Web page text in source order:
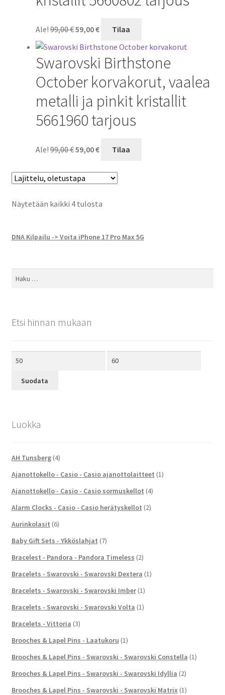
Ale!99,00€
hinta
oli:
99,00 €.
59,00€
on:
59,00 €.
Tilaa
Swarovski Birthstone
October korvakorut, vaalea
metalli ja pinkit kristallit
5661960 tarjous
Ale!99,00€
hinta
99,00 €.
59,00€
59,00 €.
Tilaa
Näytetään kaikki 4 tulosta
DNA Kilpailu -> Voita iPhone 17 Pro Max 5G
Etsi hinnan mukaan
Suodata
Luokka
AH Tunsberg (4)
Ajanottokello - Casio - Casio ajanottolaitteet (1)
Ajanottokello - Casio - Casio sormuskellot (4)
Alarm Clocks - Casio - Casio herätyskellot (2)
Aurinkolasit (6)
Baby Gift Sets - Ykköslahjat (7)
Bracelest - Pandora - Pandora Timeless (2)
Bracelets - Swarovski - Swarovski Dextera (1)
Bracelets - Swarovski - Swarovski Imber (1)
Bracelets - Swarovski - Swarovski Volta (1)
Bracelets - Vittoria (3)
Brooches & Lapel Pins - Laatukoru (1)
Brooches & Lapel Pins - Swarovski - Swarovski Constella (1)
Brooches & Lapel Pins - Swarovski - Swarovski Idyllia (2)
Brooches & Lapel Pins - Swarovski - Swarovski Matrix (1)